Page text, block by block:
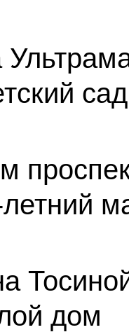
сад
дом